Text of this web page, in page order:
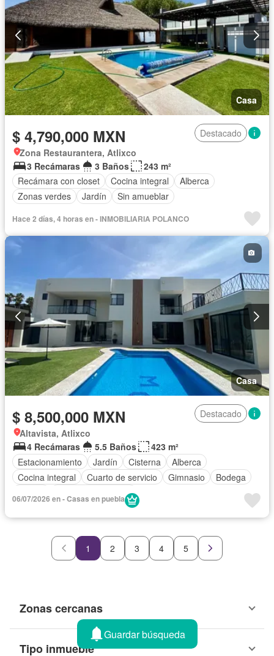
Casa
$ 4,790,000 MXN
Destacado
Zona Restaurantera, Atlixco
3 Recámaras
3 Baños
243 m²
Recámara con closet
Cocina integral
Alberca
Zonas verdes
Jardín Sin amueblar
Hace 2 días, 4 horas en - INMOBILIARIA POLANCO
Casa
$ 8,500,000 MXN
Destacado
Altavista, Atlixco
4 Recámaras
5.5 Baños
423 m²
Estacionamiento
Jardín Cisterna
Alberca
Cocina integral
Cuarto de servicio Gimnasio
Bodega
Cuarto de Limpieza
06/07/2026 en - Casas en puebla
1 2 3 4 5
Zonas cercanas
Tipo inmueble
Guardar búsqueda